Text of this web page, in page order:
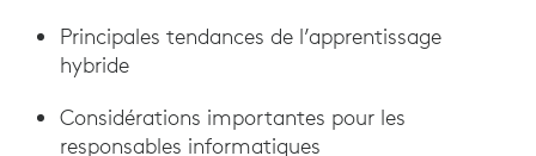
Principales tendances de l’apprentissage
hybride
Considérations importantes pour les
responsables informatiques